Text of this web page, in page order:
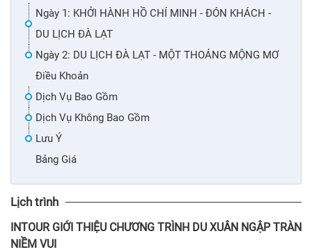
Ngày 1: KHỞI HÀNH HỒ CHÍ MINH - ĐÓN KHÁCH -
DU LỊCH ĐÀ LẠT
Ngày 2: DU LỊCH ĐÀ LẠT - MỘT THOÁNG MỘNG MƠ
Điều Khoản
Dịch Vụ Bao Gồm
Dịch Vụ Không Bao Gồm
Lưu Ý
Bảng Giá
Lịch trình
INTOUR GIỚI THIỆU CHƯƠNG TRÌNH DU XUÂN NGẬP TRÀN
NIỀM VUI